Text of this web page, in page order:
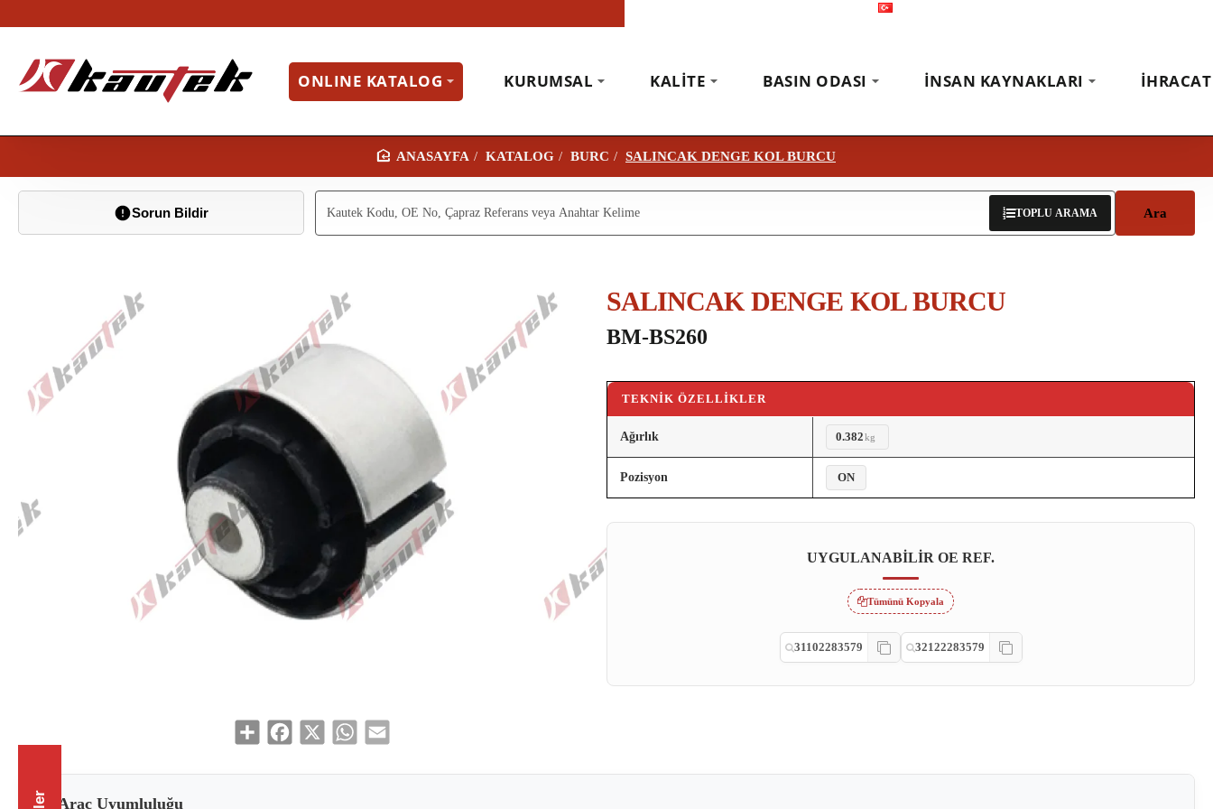
ONLINE KATALOG KURUMSAL KALITE BASIN ODASI İNSAN KAYNAKLARI
O
M
KATALOG BURC SALINCAK DENGE KOL BURCU
Sorun Bildir TOPLU ARAMA Ara
Share Facebook WhatsApp
SALINCAK DENGE KOL BURCU
TEKNIK ÖZELLIKLER
Ağırlık 0.382kg
Pozisyon ON
BM-BS260
UYGULANABILIR OE REF.
Tümünü Kopyala
31102283579 32122283579
Araç Uyumluluğu